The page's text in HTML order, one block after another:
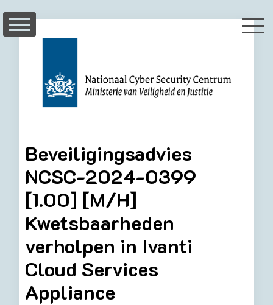
Beveiligingsadvies
NCSC-2024-0399
[1.00] [M/H]
Kwetsbaarheden
verholpen in Ivanti
Cloud Services
Appliance